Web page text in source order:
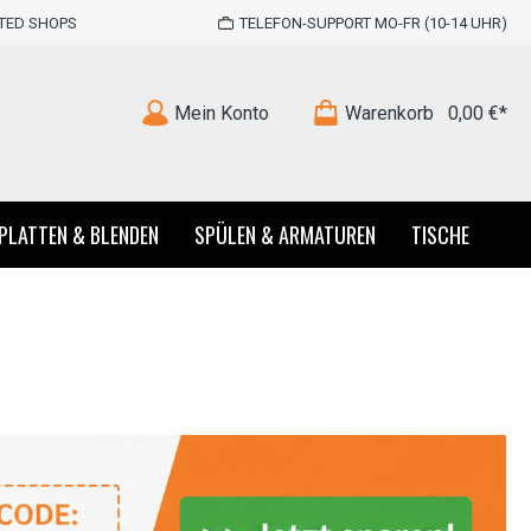
SHOPS TELEFON-SUPPORT MO-FR (10-14 UHR)
Mein Konto Warenkorb 0,00 €*
& BLENDEN SPÜLEN & ARMATUREN TISCHE
Salerno
Sockelblenden